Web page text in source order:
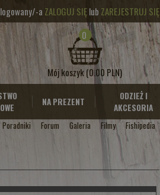
a ZALOGUJ SIĘlub ZAREJESTRUJ SIĘ
0
Mój koszyk(0.00 PLN)
NA PREZENT
ODZIEŻ I
AKCESORIA
Poradniki Forum Galeria Filmy
Fishipedia